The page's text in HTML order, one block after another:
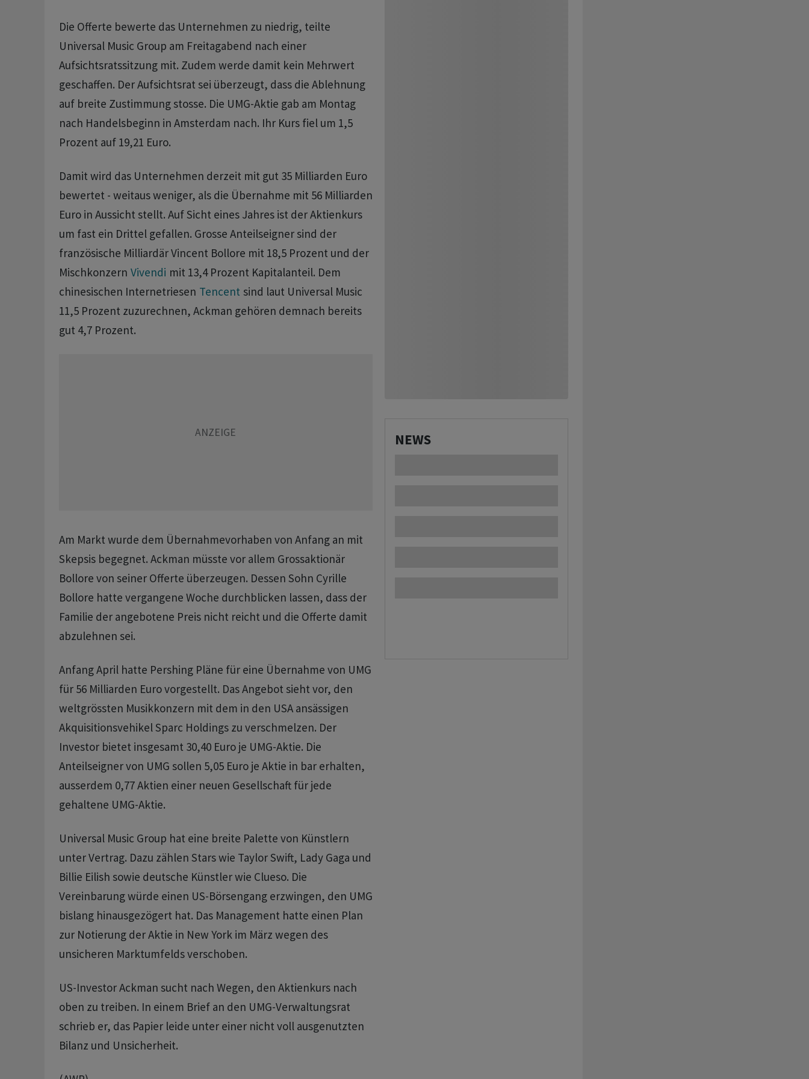
Die Offerte bewerte das Unternehmen zu niedrig, teilte
Universal Music Group am Freitagabend nach einer
Aufsichtsratssitzung mit. Zudem werde damit kein Mehrwert
geschaffen. Der Aufsichtsrat sei überzeugt, dass die Ablehnung
auf breite Zustimmung stosse. Die UMG-Aktie gab am Montag
nach Handelsbeginn in Amsterdam nach. Ihr Kurs fiel um 1,5
Prozent auf 19,21 Euro.
Damit wird das Unternehmen derzeit mit gut 35 Milliarden Euro
bewertet - weitaus weniger, als die Übernahme mit 56 Milliarden
Euro in Aussicht stellt. Auf Sicht eines Jahres ist der Aktienkurs
um fast ein Drittel gefallen. Grosse Anteilseigner sind der
französische Milliardär Vincent Bollore mit 18,5 Prozent und der
Mischkonzern Vivendi mit 13,4 Prozent Kapitalanteil. Dem
chinesischen Internetriesen Tencent sind laut Universal Music
11,5 Prozent zuzurechnen, Ackman gehören demnach bereits
gut 4,7 Prozent.
Am Markt wurde dem Übernahmevorhaben von Anfang an mit
Skepsis begegnet. Ackman müsste vor allem Grossaktionär
Bollore von seiner Offerte überzeugen. Dessen Sohn Cyrille
Bollore hatte vergangene Woche durchblicken lassen, dass der
Familie der angebotene Preis nicht reicht und die Offerte damit
abzulehnen sei.
Anfang April hatte Pershing Pläne für eine Übernahme von UMG
für 56 Milliarden Euro vorgestellt. Das Angebot sieht vor, den
weltgrössten Musikkonzern mit dem in den USA ansässigen
Akquisitionsvehikel Sparc Holdings zu verschmelzen. Der
Investor bietet insgesamt 30,40 Euro je UMG-Aktie. Die
Anteilseigner von UMG sollen 5,05 Euro je Aktie in bar erhalten,
ausserdem 0,77 Aktien einer neuen Gesellschaft für jede
gehaltene UMG-Aktie.
Universal Music Group hat eine breite Palette von Künstlern
unter Vertrag. Dazu zählen Stars wie Taylor Swift, Lady Gaga und
Billie Eilish sowie deutsche Künstler wie Clueso. Die
Vereinbarung würde einen US-Börsengang erzwingen, den UMG
bislang hinausgezögert hat. Das Management hatte einen Plan
zur Notierung der Aktie in New York im März wegen des
unsicheren Marktumfelds verschoben.
US-Investor Ackman sucht nach Wegen, den Aktienkurs nach
oben zu treiben. In einem Brief an den UMG-Verwaltungsrat
schrieb er, das Papier leide unter einer nicht voll ausgenutzten
Bilanz und Unsicherheit.
NEWS